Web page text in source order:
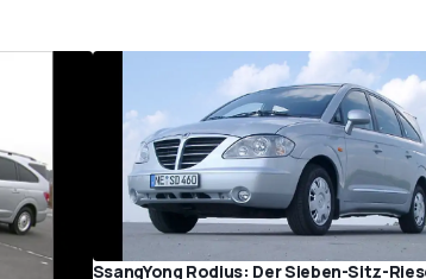
SsangYong Rodius: Der Sieben-Sitz-